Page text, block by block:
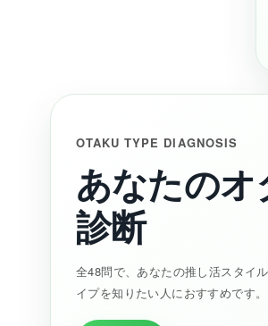
OTAKU TYPE DIAGNOSIS
あなたの
診断
全48問で、あなたの推し活スタイ
イプを知りたい人におすすめです。